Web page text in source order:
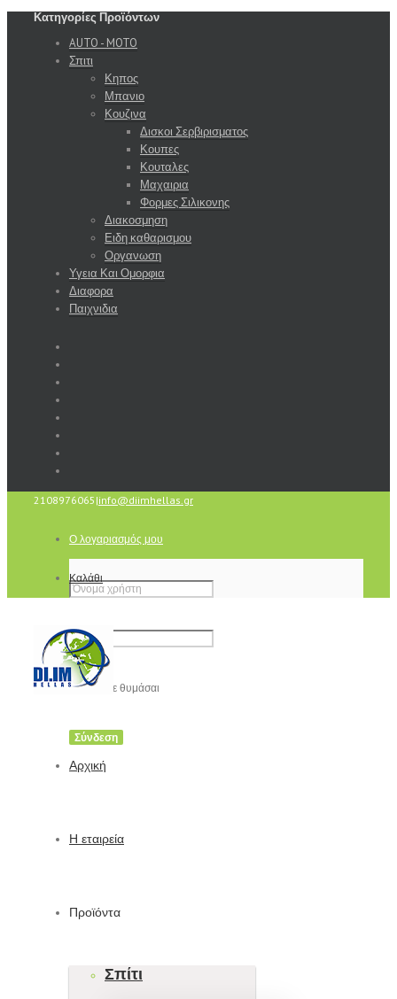
Κατηγορίες Προϊόντων
AUTO - MOTO
Σπιτι
Κηπος
Μπανιο
Κουζινα
Δισκοι Σερβιρισματος
Κουπες
Κουταλες
Μαχαιρια
Φορμες Σιλικονης
Διακοσμηση
Ειδη καθαρισμου
Οργανωση
Υγεια Και Ομορφια
Διαφορα
Παιχνιδια
2108976065 |info@diimhellas.gr
Ο λογαριασμός μου
Να με θυμάσαι
Καλάθι
Αρχική
Η εταιρεία
Προϊόντα
Σπίτι